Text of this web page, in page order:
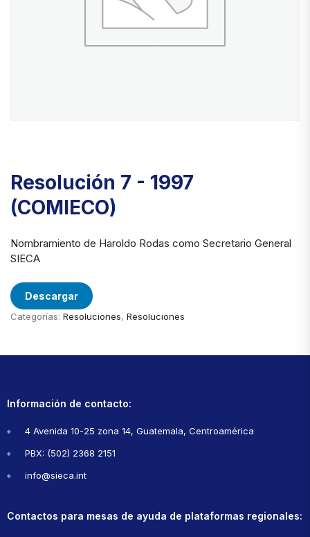
Resolución 7 - 1997
(COMIECO)
Nombramiento de Haroldo Rodas como Secretario General
SIECA
Descargar
Categorías: Resoluciones, Resoluciones
Información de contacto:
4 Avenida 10-25 zona 14, Guatemala, Centroamérica
PBX: (502) 2368 2151
info@sieca.int
Contactos para mesas de ayuda de plataformas regionales: